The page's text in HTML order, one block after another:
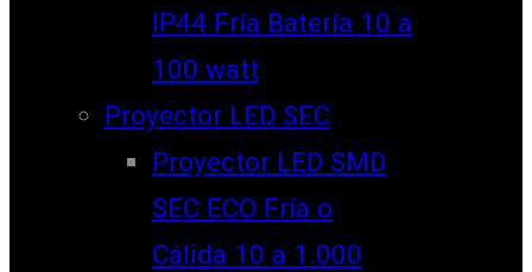
IP44 Fría Batería 10 a
100 watt
Proyector LED SEC
Proyector LED SMD
SEC ECO Fría o
Cálida 10 a 1.000